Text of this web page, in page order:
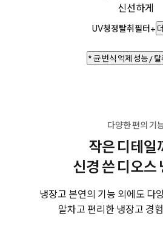
신선하게
UV청정탈취필터+
* 균 번식 억제 성능 / 탈
다양한 편의 기
작은 디테일
신경 쓴 디오스
냉장고 본연의 기능 외에도 다
알차고 편리한 냉장고 경